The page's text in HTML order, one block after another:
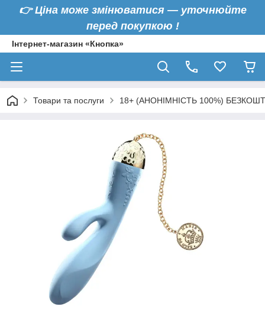
👉Ціна може змінюватися — уточнюйте
перед покупкою !
Інтернет-магазин «Кнопка»
Товари та послуги 18+ (АНОНІМНІСТЬ 100%)